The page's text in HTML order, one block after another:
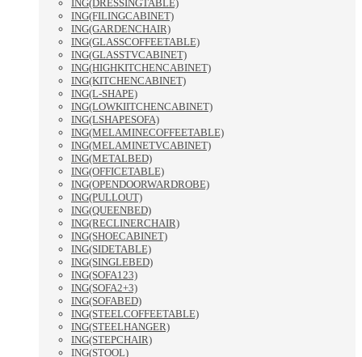
ING(DRESSINGTABLE)
ING(FILINGCABINET)
ING(GARDENCHAIR)
ING(GLASSCOFFEETABLE)
ING(GLASSTVCABINET)
ING(HIGHKITCHENCABINET)
ING(KITCHENCABINET)
ING(L-SHAPE)
ING(LOWKIITCHENCABINET)
ING(LSHAPESOFA)
ING(MELAMINECOFFEETABLE)
ING(MELAMINETVCABINET)
ING(METALBED)
ING(OFFICETABLE)
ING(OPENDOORWARDROBE)
ING(PULLOUT)
ING(QUEENBED)
ING(RECLINERCHAIR)
ING(SHOECABINET)
ING(SIDETABLE)
ING(SINGLEBED)
ING(SOFA123)
ING(SOFA2+3)
ING(SOFABED)
ING(STEELCOFFEETABLE)
ING(STEELHANGER)
ING(STEPCHAIR)
ING(STOOL)